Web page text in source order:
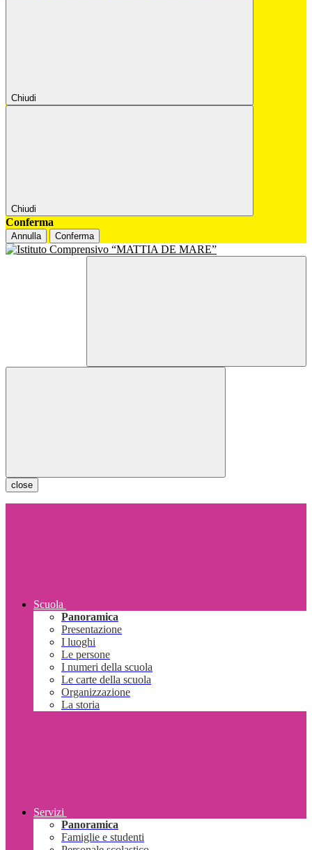
Chiudi
Chiudi
Conferma
Annulla Conferma
close
Scuola
Panoramica
Presentazione
I luoghi
Le persone
I numeri della scuola
Le carte della scuola
Organizzazione
La storia
Servizi
Panoramica
Famiglie e studenti